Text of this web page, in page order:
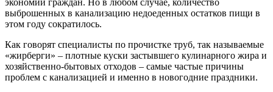
экономии граждан. Но в любом случае, количество
выброшенных в канализацию недоеденных остатков пищи в
этом году сократилось.
Как говорят специалисты по прочистке труб, так называемые
«жирберги» – плотные куски застывшего кулинарного жира и
хозяйственно-бытовых отходов – самые частые причины
проблем с канализацией и именно в новогодние праздники.